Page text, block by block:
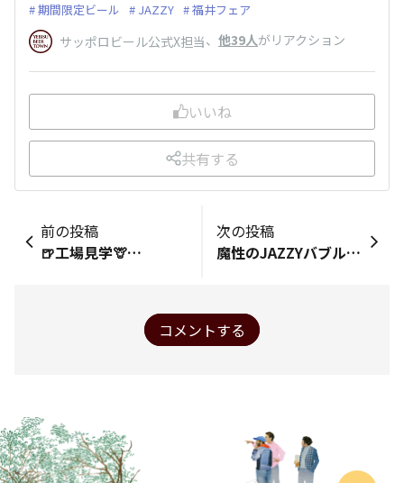
期間限定ビール JAZZY 福井フェア
サッポロビール公式X担当、 他39人がリアクション
いいね
共有する
前の投稿
🍺工場見学🦒…
次の投稿
魔性のJAZZYバブル🫧到来
コメントする